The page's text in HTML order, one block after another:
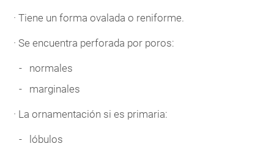
· Tiene un forma ovalada o reniforme.
· Se encuentra perforada por poros:
normales
marginales
· La ornamentación si es primaria:
lóbulos